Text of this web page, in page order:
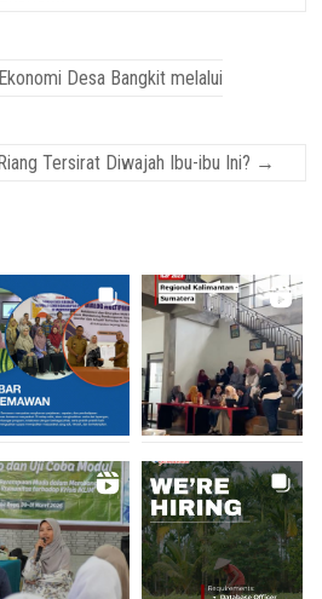
Desa Bangkit melalui
Tersirat Diwajah Ibu-ibu Ini? →